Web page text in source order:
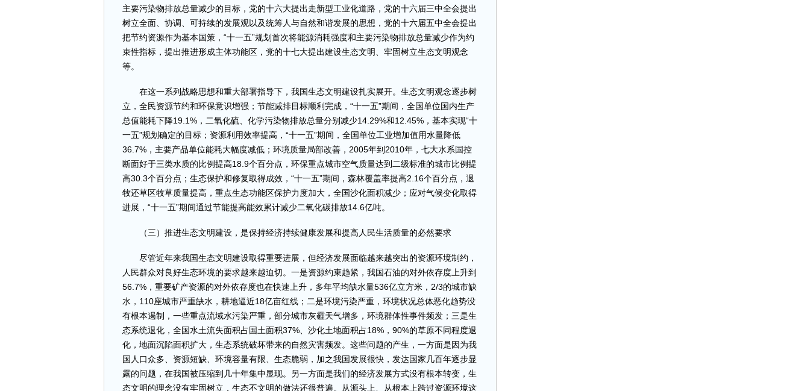
主要污染物排放总量减少的目标，党的十六大提出走新型工业化道路，党的十六届三中全会提出
树立全面、协调、可持续的发展观以及统筹人与自然和谐发展的思想，党的十六届五中全会提出
把节约资源作为基本国策，“十一五”规划首次将能源消耗强度和主要污染物排放总量减少作为约
束性指标，提出推进形成主体功能区，党的十七大提出建设生态文明、牢固树立生态文明观念
等。
在这一系列战略思想和重大部署指导下，我国生态文明建设扎实展开。生态文明观念逐步树
立，全民资源节约和环保意识增强；节能减排目标顺利完成，“十一五”期间，全国单位国内生产
总值能耗下降19.1%，二氧化硫、化学污染物排放总量分别减少14.29%和12.45%，基本实现“十
一五”规划确定的目标；资源利用效率提高，“十一五”期间，全国单位工业增加值用水量降低
36.7%，主要产品单位能耗大幅度减低；环境质量局部改善，2005年到2010年，七大水系国控
断面好于三类水质的比例提高18.9个百分点，环保重点城市空气质量达到二级标准的城市比例提
高30.3个百分点；生态保护和修复取得成效，“十一五”期间，森林覆盖率提高2.16个百分点，退
牧还草区牧草质量提高，重点生态功能区保护力度加大，全国沙化面积减少；应对气候变化取得
进展，“十一五”期间通过节能提高能效累计减少二氧化碳排放14.6亿吨。
（三）推进生态文明建设，是保持经济持续健康发展和提高人民生活质量的必然要求
尽管近年来我国生态文明建设取得重要进展，但经济发展面临越来越突出的资源环境制约，
人民群众对良好生态环境的要求越来越迫切。一是资源约束趋紧，我国石油的对外依存度上升到
56.7%，重要矿产资源的对外依存度也在快速上升，多年平均缺水量536亿立方米，2/3的城市缺
水，110座城市严重缺水，耕地逼近18亿亩红线；二是环境污染严重，环境状况总体恶化趋势没
有根本遏制，一些重点流域水污染严重，部分城市灰霾天气增多，环境群体性事件频发；三是生
态系统退化，全国水土流失面积占国土面积37%、沙化土地面积占18%，90%的草原不同程度退
化，地面沉陷面积扩大，生态系统破坏带来的自然灾害频发。这些问题的产生，一方面是因为我
国人口众多、资源短缺、环境容量有限、生态脆弱，加之我国发展很快，发达国家几百年逐步显
露的问题，在我国被压缩到几十年集中显现。另一方面是我们的经济发展方式没有根本转变，生
态文明的理念没有牢固树立，生态不文明的做法还很普遍。从源头上、从根本上跨过资源环境这